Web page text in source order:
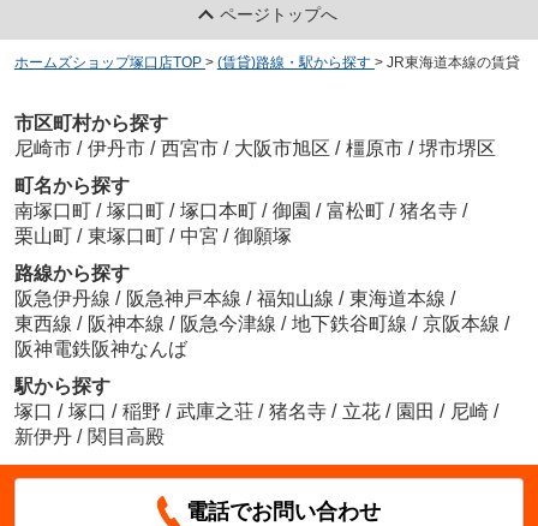
ページトップへ
ホームズショップ塚口店TOP > (賃貸)路線・駅から探す > JR東海道本線の賃貸
市区町村から探す
尼崎市 / 伊丹市 / 西宮市 / 大阪市旭区 / 橿原市 / 堺市堺区
町名から探す
南塚口町 / 塚口町 / 塚口本町 / 御園 / 富松町 / 猪名寺 /
栗山町 / 東塚口町 / 中宮 / 御願塚
路線から探す
阪急伊丹線 / 阪急神戸本線 / 福知山線 / 東海道本線 /
東西線 / 阪神本線 / 阪急今津線 / 地下鉄谷町線 / 京阪本線 /
阪神電鉄阪神なんば
駅から探す
塚口 / 塚口 / 稲野 / 武庫之荘 / 猪名寺 / 立花 / 園田 / 尼崎 /
新伊丹 / 関目高殿
電話でお問い合わせ